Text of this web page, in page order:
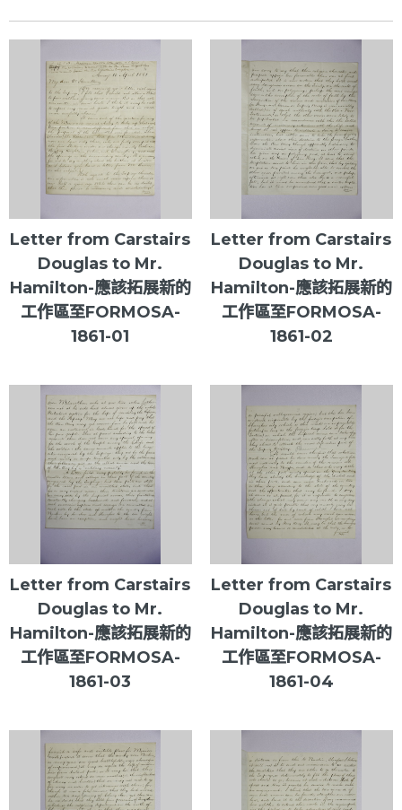
Letter from Carstairs
Douglas to Mr.
Hamilton-應該拓展新的
工作區至FORMOSA-
1861-01
Letter from Carstairs
Douglas to Mr.
Hamilton-應該拓展新的
工作區至FORMOSA-
1861-02
Letter from Carstairs
Douglas to Mr.
Hamilton-應該拓展新的
工作區至FORMOSA-
1861-03
Letter from Carstairs
Douglas to Mr.
Hamilton-應該拓展新的
工作區至FORMOSA-
1861-04